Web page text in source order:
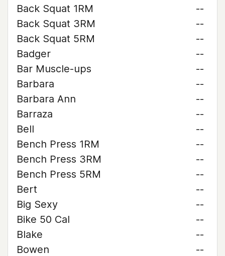
Back Squat 1RM
--
Back Squat 3RM
--
Back Squat 5RM
--
Badger
--
Bar Muscle-ups
--
Barbara
--
Barbara Ann
--
Barraza
--
Bell
--
Bench Press 1RM
--
Bench Press 3RM
--
Bench Press 5RM
--
Bert
--
Big Sexy
--
Bike 50 Cal
--
Blake
--
Bowen
--